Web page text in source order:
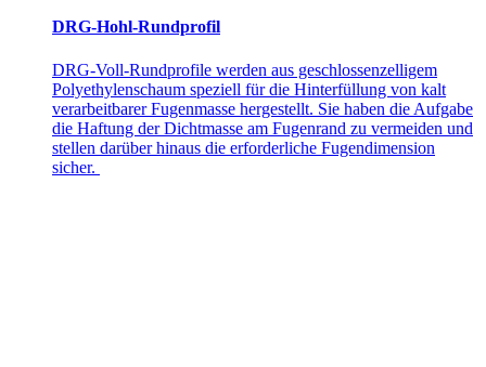
DRG-Hohl-Rundprofil
DRG-Voll-Rundprofile werden aus geschlossenzelligem
Polyethylenschaum speziell für die Hinterfüllung von kalt
verarbeitbarer Fugenmasse hergestellt. Sie haben die Aufgabe
die Haftung der Dichtmasse am Fugenrand zu vermeiden und
stellen darüber hinaus die erforderliche Fugendimension
sicher.